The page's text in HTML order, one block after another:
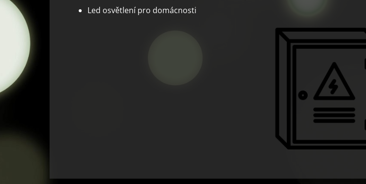
Led osvětlení pro domácnosti